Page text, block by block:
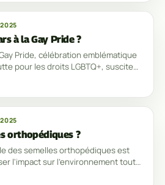
à la Gay Pride ?
Pride, célébration emblématique
pour les droits LGBTQ+, suscite
orthopédiques ?
des semelles orthopédiques est
l'impact sur l'environnement tout